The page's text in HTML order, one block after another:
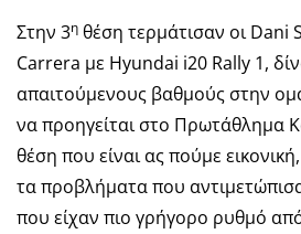
Στην 3η θέση τερμάτισαν οι Dani
Carrera με Hyundai i20 Rally 1,
απαιτούμενους βαθμούς στην
να προηγείται στο Πρωτάθλημα
θέση που είναι ας πούμε
τα προβλήματα που
που είχαν πιο γρήγορο ρυθμό